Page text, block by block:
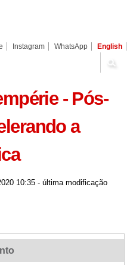
Instagram WhatsApp English
- Pós-
a
10:35 - última modificação